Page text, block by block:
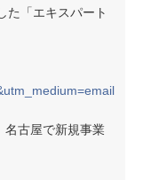
た「エキスパート
名古屋で新規事業